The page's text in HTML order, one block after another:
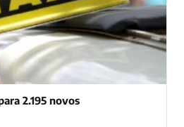
2.195 novos